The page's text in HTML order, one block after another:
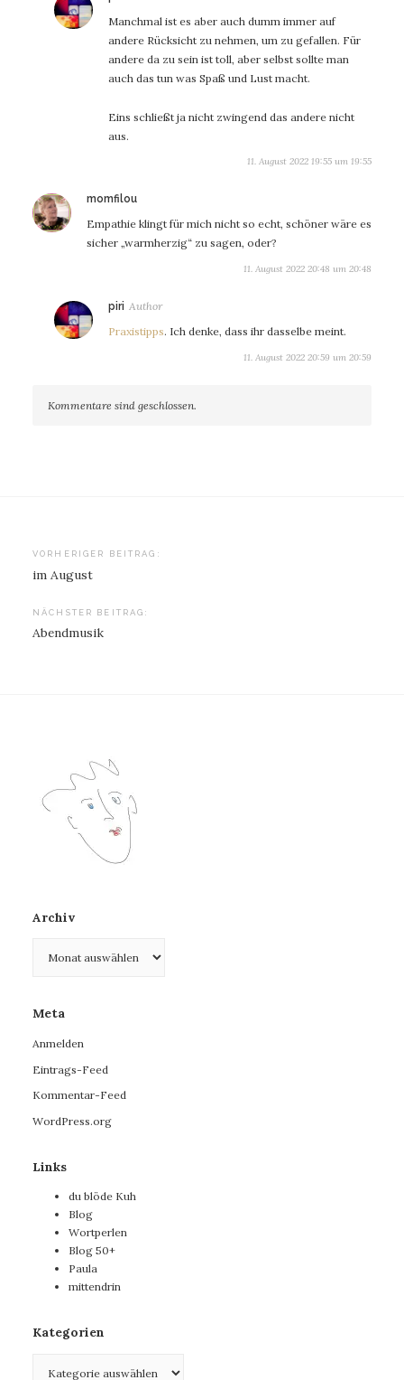
Manchmal ist es aber auch dumm immer auf
andere Rücksicht zu nehmen, um zu gefallen. Für
andere da zu sein ist toll, aber selbst sollte man
auch das tun was Spaß und Lust macht.
Eins schließt ja nicht zwingend das andere nicht
aus.
11. August 2022 19:55 um 19:55
momfilousagt:
Empathie klingt für mich nicht so echt, schöner wäre es
sicher „warmherzig“ zu sagen, oder?
11. August 2022 20:48 um 20:48
piri sagt:
Praxistipps. Ich denke, dass ihr dasselbe meint.
11. August 2022 20:59 um 20:59
Kommentare sind geschlossen.
Beitragsnavigation
VORHERIGER BEITRAG:
im August
NÄCHSTER BEITRAG:
Abendmusik
Archiv
Meta
Anmelden
Eintrags-Feed
Kommentar-Feed
WordPress.org
Links
du blöde Kuh
Blog
Wortperlen
Blog 50+
Paula
mittendrin
Kategorien